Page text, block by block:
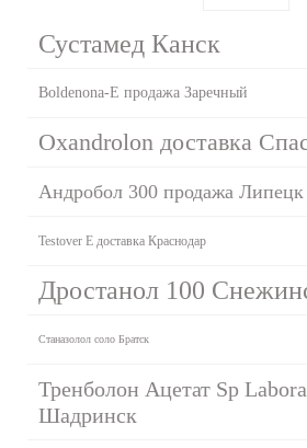
Сустамед Канск
Boldenona-E продажа Заречный
Oxandrolon доставка
Андробол 300 продажа Липецк
Testover E доставка Краснодар
Дростанол 100
Станазолол соло Братск
Тренболон Ацетат Sp
Шадринск